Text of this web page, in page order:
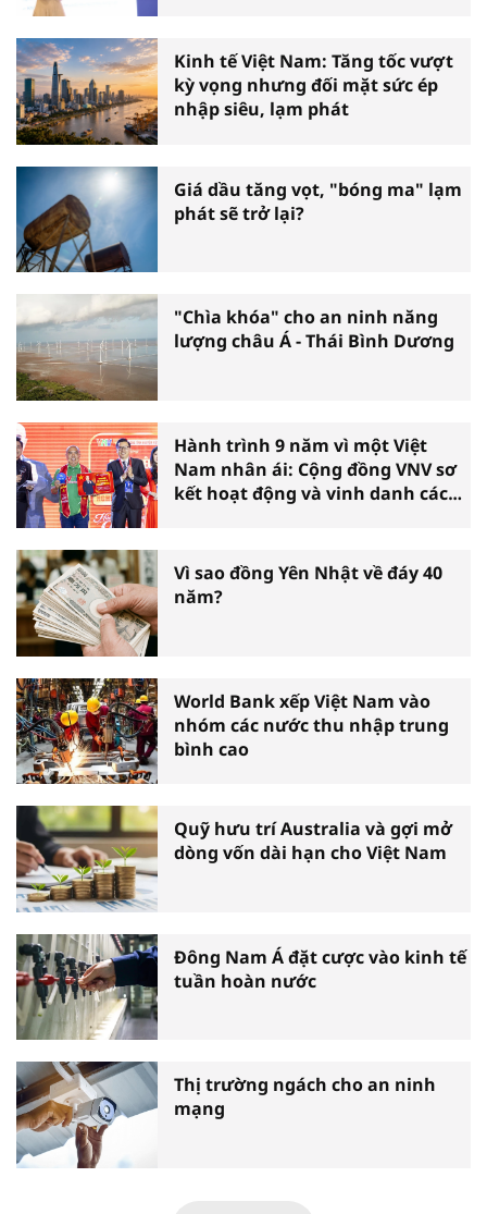
Kinh tế Việt Nam: Tăng tốc vượt
kỳ vọng nhưng đối mặt sức ép
nhập siêu, lạm phát
Giá dầu tăng vọt, "bóng ma" lạm
phát sẽ trở lại?
"Chìa khóa" cho an ninh năng
lượng châu Á - Thái Bình Dương
Hành trình 9 năm vì một Việt
Nam nhân ái: Cộng đồng VNV sơ
kết hoạt động và vinh danh các
Vì sao đồng Yên Nhật về đáy 40
năm?
World Bank xếp Việt Nam vào
nhóm các nước thu nhập trung
bình cao
Quỹ hưu trí Australia và gợi mở
dòng vốn dài hạn cho Việt Nam
Đông Nam Á đặt cược vào kinh tế
tuần hoàn nước
Thị trường ngách cho an ninh
mạng